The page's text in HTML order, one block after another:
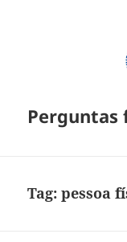
Perguntas
Tag:pessoa